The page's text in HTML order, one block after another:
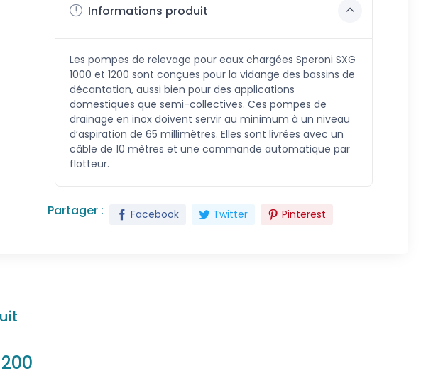
Informations produit
Les pompes de relevage pour eaux chargées Speroni SXG
1000 et 1200 sont conçues pour la vidange des bassins de
décantation, aussi bien pour des applications
domestiques que semi-collectives. Ces pompes de
drainage en inox doivent servir au minimum à un niveau
d’aspiration de 65 millimètres. Elles sont livrées avec un
câble de 10 mètres et une commande automatique par
flotteur.
Partager : Facebook Twitter Pinterest